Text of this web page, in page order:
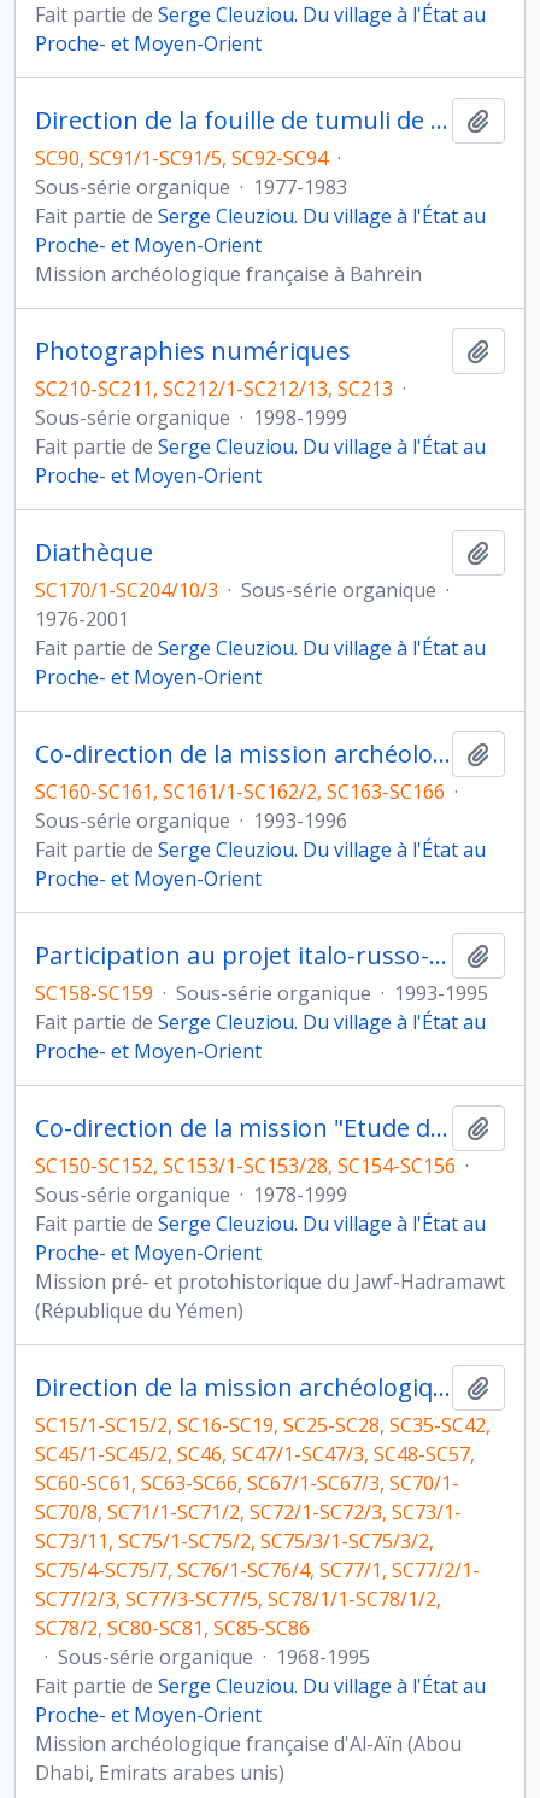
Fait partie de Serge Cleuziou. Du village à l'État au
Proche- et Moyen-Orient
Direction de la fouille de tumuli de l'Age du Bronze à Umm Jidr, Bahreïn (novembre 1979)
SC90, SC91/1-SC91/5, SC92-SC94 ·
Sous-série organique · 1977-1983
Fait partie de Serge Cleuziou. Du village à l'État au
Proche- et Moyen-Orient
Mission archéologique française à Bahrein
Photographies numériques
SC210-SC211, SC212/1-SC212/13, SC213 ·
Sous-série organique · 1998-1999
Fait partie de Serge Cleuziou. Du village à l'État au
Proche- et Moyen-Orient
Diathèque
SC170/1-SC204/10/3 · Sous-série organique ·
1976-2001
Fait partie de Serge Cleuziou. Du village à l'État au
Proche- et Moyen-Orient
Co-direction de la mission archéologique sur le peuplement des piémonts du Kopet Dagh, Turkménistan (mai 1996)
SC160-SC161, SC161/1-SC162/2, SC163-SC166 ·
Sous-série organique · 1993-1996
Fait partie de Serge Cleuziou. Du village à l'État au
Proche- et Moyen-Orient
Participation au projet italo-russo-turkmène de cartographie du delta de la Murghab (Turkménistan)
SC158-SC159 · Sous-série organique · 1993-1995
Fait partie de Serge Cleuziou. Du village à l'État au
Proche- et Moyen-Orient
Co-direction de la mission "Etude du peuplement pré- et protohistorique du Yémen"
SC150-SC152, SC153/1-SC153/28, SC154-SC156 ·
Sous-série organique · 1978-1999
Fait partie de Serge Cleuziou. Du village à l'État au
Proche- et Moyen-Orient
Mission pré- et protohistorique du Jawf-Hadramawt
(République du Yémen)
Direction de la mission archéologique française d'Al Ain (Abou Dhabi, Emirats arabes unis) et travaux postérieurs
SC15/1-SC15/2, SC16-SC19, SC25-SC28, SC35-SC42,
SC45/1-SC45/2, SC46, SC47/1-SC47/3, SC48-SC57,
SC60-SC61, SC63-SC66, SC67/1-SC67/3, SC70/1-
SC70/8, SC71/1-SC71/2, SC72/1-SC72/3, SC73/1-
SC73/11, SC75/1-SC75/2, SC75/3/1-SC75/3/2,
SC75/4-SC75/7, SC76/1-SC76/4, SC77/1, SC77/2/1-
SC77/2/3, SC77/3-SC77/5, SC78/1/1-SC78/1/2,
SC78/2, SC80-SC81, SC85-SC86
· Sous-série organique · 1968-1995
Fait partie de Serge Cleuziou. Du village à l'État au
Proche- et Moyen-Orient
Mission archéologique française d'Al-Aïn (Abou
Dhabi, Emirats arabes unis)